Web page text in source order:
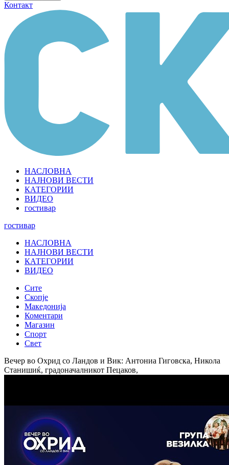
Контакт
НАСЛОВНА
НАЈНОВИ ВЕСТИ
КАТЕГОРИИ
ВИДЕО
гостивар
гостивар
НАСЛОВНА
НАЈНОВИ ВЕСТИ
КАТЕГОРИИ
ВИДЕО
Сите
Скопје
Македонија
Коментари
Магазин
Спорт
Свет
Вечер во Охрид со Ландов и Вик: Антониа Гиговска, Никола
Станишиќ, градоначалникот Пецаков,